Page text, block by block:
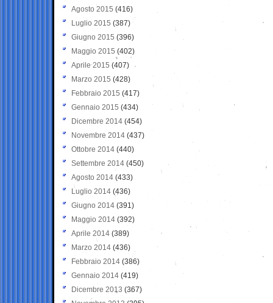
Agosto 2015 (416)
Luglio 2015 (387)
Giugno 2015 (396)
Maggio 2015 (402)
Aprile 2015 (407)
Marzo 2015 (428)
Febbraio 2015 (417)
Gennaio 2015 (434)
Dicembre 2014 (454)
Novembre 2014 (437)
Ottobre 2014 (440)
Settembre 2014 (450)
Agosto 2014 (433)
Luglio 2014 (436)
Giugno 2014 (391)
Maggio 2014 (392)
Aprile 2014 (389)
Marzo 2014 (436)
Febbraio 2014 (386)
Gennaio 2014 (419)
Dicembre 2013 (367)